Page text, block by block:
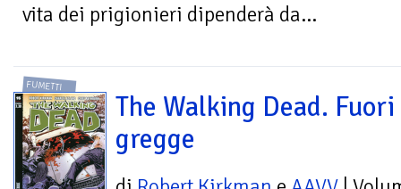
vita dei prigionieri dipenderà da...
FUMETTI
The Walking Dead.
gregge